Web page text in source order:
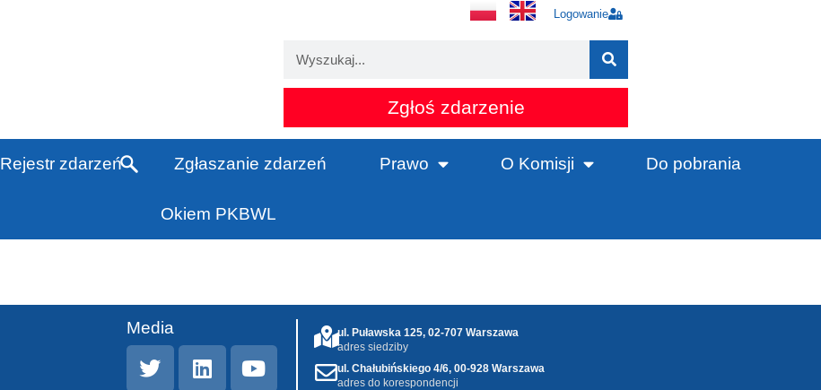
Logowanie
Zgłoś zdarzenie
Rejestr zdarzeń Zgłaszanie zdarzeń Prawo O Komisji Do pobrania
Okiem PKBWL
Media
ul. Puławska 125, 02-707 Warszawa
adres siedziby
ul. Chałubińskiego 4/6, 00-928 Warszawa
adres do korespondencji